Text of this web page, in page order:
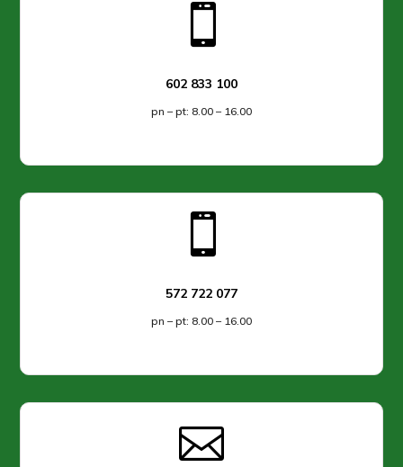

602 833 100
pn – pt: 8.00 – 16.00

572 722 077
pn – pt: 8.00 – 16.00
